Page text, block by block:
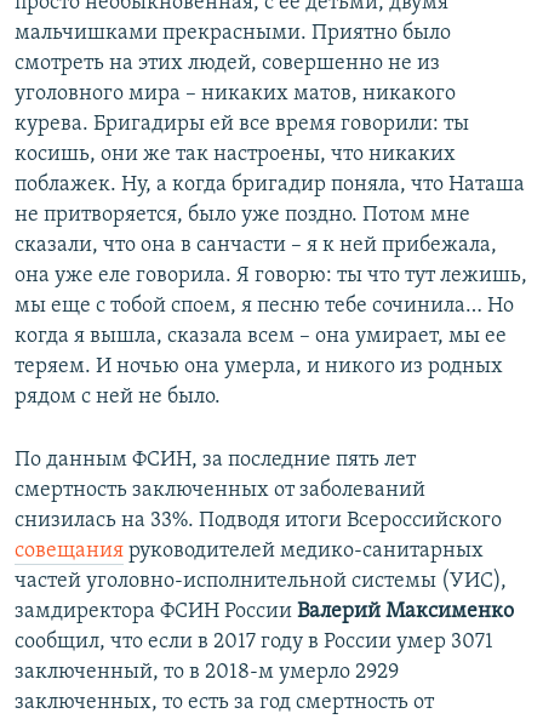
мальчишками прекрасными. Приятно было
смотреть на этих людей, совершенно не из
уголовного мира – никаких матов, никакого
курева. Бригадиры ей все время говорили: ты
косишь, они же так настроены, что никаких
поблажек. Ну, а когда бригадир поняла, что Наташа
не притворяется, было уже поздно. Потом мне
сказали, что она в санчасти – я к ней прибежала,
она уже еле говорила. Я говорю: ты что тут лежишь,
мы еще с тобой споем, я песню тебе сочинила… Но
когда я вышла, сказала всем – она умирает, мы ее
теряем. И ночью она умерла, и никого из родных
рядом с ней не было.
По данным ФСИН, за последние пять лет
смертность заключенных от заболеваний
снизилась на 33%. Подводя итоги Всероссийского
совещания руководителей медико-санитарных
частей уголовно-исполнительной системы (УИС),
замдиректора ФСИН России Валерий Максименко
сообщил, что если в 2017 году в России умер 3071
заключенный, то в 2018-м умерло 2929
заключенных, то есть за год смертность от